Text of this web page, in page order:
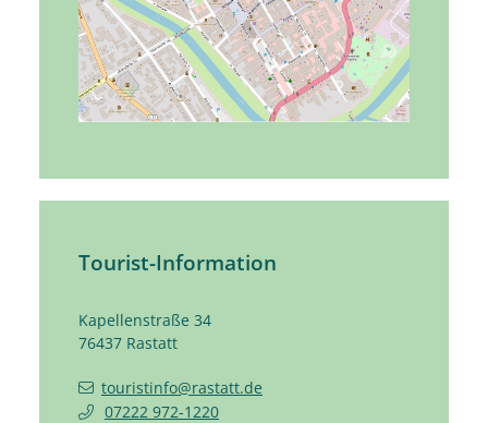
Tourist-Information
Kapellenstraße 34
76437 Rastatt
touristinfo@rastatt.de
07222 972-1220